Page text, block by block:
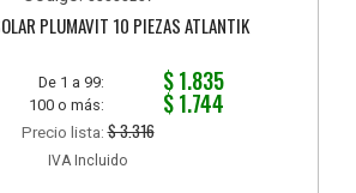
PLUMAVIT 10 PIEZAS ATLANTIK
De 1 a 99: $ 1.835
100 o más: $ 1.744
Precio lista:$ 3.316
IVA Incluido